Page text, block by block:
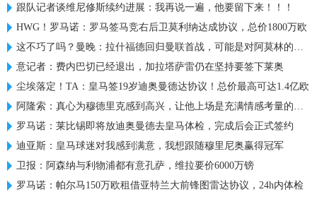
跟队记者谈维尼修斯续约进展：我再说一遍，他要留下来！！！
HWG！罗马诺：罗马签马竞右后卫莫利纳达成协议，总价1800万欧
这不巧了吗？曼晚：拉什福德回归曼联首战，可能是对阿莫林的米兰
意记者：费内巴切已经退出，加拉塔萨雷仍在坚持要签下莱奥
尘埃落定！TA：皇马签19岁迪奥曼德达协议！总价最高可达1.4亿欧
阿隆索：真心为穆德里克感到高兴，让他上场是充满情感考量的决定
罗马诺：莱比锡即将放迪奥曼德去皇马体检，完成后会正式签约
迪亚斯：皇马球迷对我感到满意，我想跟随穆里尼奥赢得冠军
卫报：阿森纳与利物浦都有意孔萨，维拉要价6000万镑
罗马诺：帕尔马150万欧租借亚特兰大前锋图雷达协议，24h内体检